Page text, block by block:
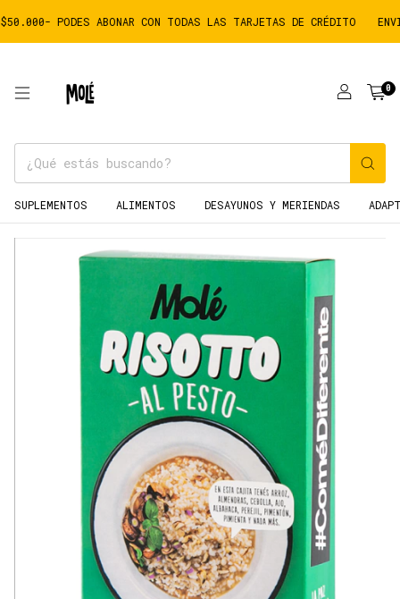
PODES ABONAR CON TODAS LAS TARJETAS DE CRÉDITO
0
SUPLEMENTOS ALIMENTOS DESAYUNOS Y MERIENDAS